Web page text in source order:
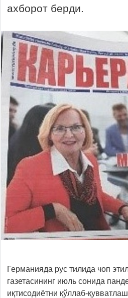
ахборот берди.
Германияда рус тилида чоп
газетасининг июль сонида
иқтисодиётни қўллаб-